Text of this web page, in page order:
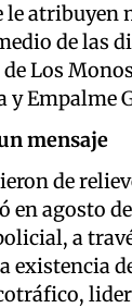
le atribuyen
de las
Los
y Empalme
mensaje
de
en agosto
a
existencia